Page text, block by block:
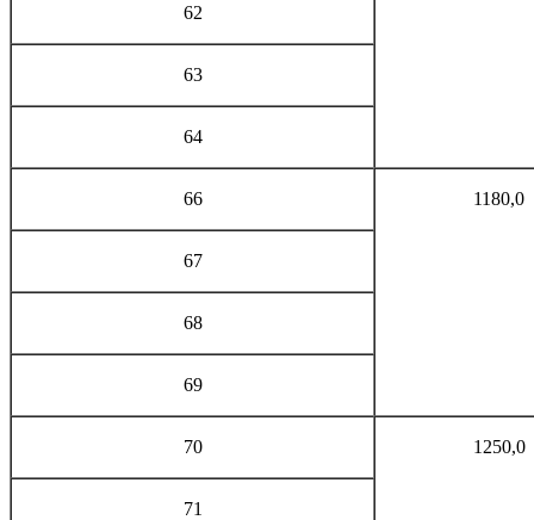
62
63
64
66 1180,0
67
68
69
70 1250,0
71